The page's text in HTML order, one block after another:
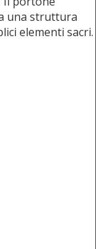
una struttura
elementi sacri.